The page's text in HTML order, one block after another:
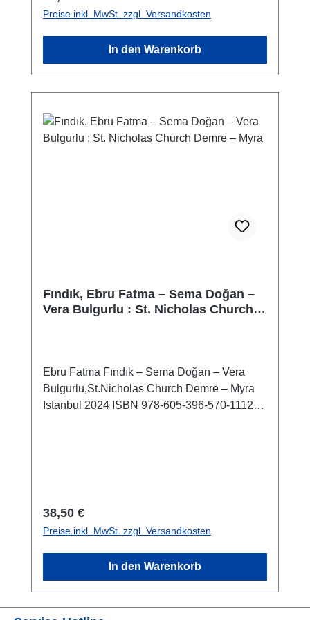
Preise inkl. MwSt. zzgl. Versandkosten
In den Warenkorb
Fındık, Ebru Fatma – Sema Doğan –
Vera Bulgurlu : St. Nicholas Church
Ebru Fatma Fındık – Sema Doğan – Vera
Bulgurlu,St.Nicholas Church Demre – Myra
Istanbul 2024 ISBN 978-605-396-570-1112
Regulärer Preis:
38,50 €
Preise inkl. MwSt. zzgl. Versandkosten
In den Warenkorb